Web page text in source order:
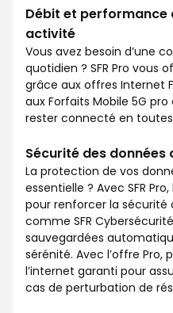
Débit et performance
activité
Vous avez besoin d’une
quotidien ? SFR Pro vous
grâce aux offres Internet
aux Forfaits Mobile 5G
rester connecté en
Sécurité des
La protection de vos
essentielle ? Avec SFR
pour renforcer la
comme SFR
sauvegardées
sérénité. Avec l’offre
l’internet garanti pour
cas de perturbation de